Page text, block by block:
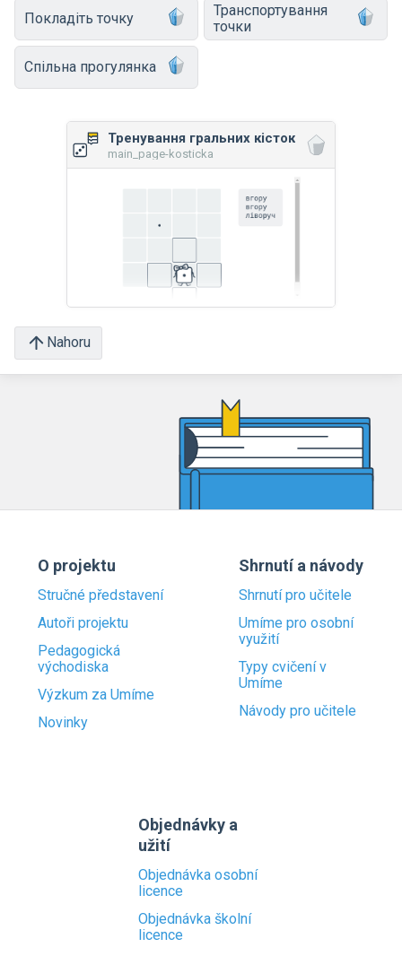
Покладіть точку
Транспортування
точки
Спільна прогулянка
Тренування гральних кісток
main_page-kosticka
Nahoru
O projektu
Stručné představení
Autoři projektu
Pedagogická
východiska
Výzkum za Umíme
Novinky
Shrnutí a návody
Shrnutí pro učitele
Umíme pro osobní
využití
Typy cvičení v
Umíme
Návody pro učitele
Objednávky a
užití
Objednávka osobní
licence
Objednávka školní
licence